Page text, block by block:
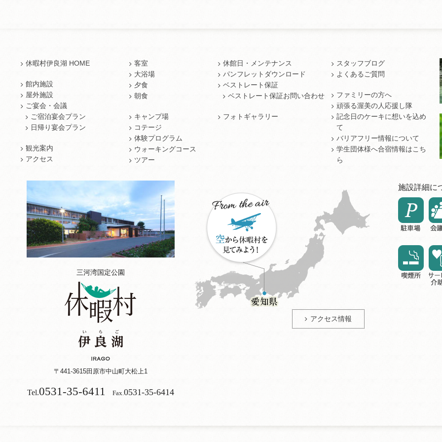
休暇村伊良湖 HOME
館内施設
屋外施設
ご宴会・会議
ご宿泊宴会プラン
日帰り宴会プラン
観光案内
アクセス
客室
大浴場
夕食
朝食
キャンプ場
コテージ
体験プログラム
ウォーキングコース
ツアー
休館日・メンテナンス
パンフレットダウンロード
ベストレート保証
ベストレート保証お問い合わせ
フォトギャラリー
スタッフブログ
よくあるご質問
ファミリーの方へ
頑張る渥美の人応援し隊
記念日のケーキに想いを込め
て
バリアフリー情報について
学生団体様へ合宿情報はこち
ら
三河湾国定公園
〒441-3615田原市中山町大松上1
Tel.0531-35-6411 Fax. 0531-35-6414
アクセス情報
施設詳細に